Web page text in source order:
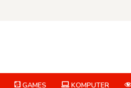
GAMES KOMPUTER